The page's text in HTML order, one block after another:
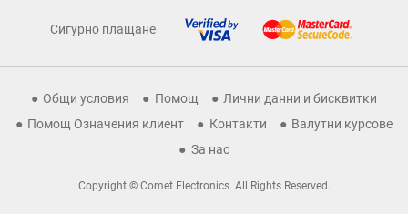
Сигурно плащане
Общи условия Помощ
Лични данни и бисквитки
Помощ Означения клиент
Контакти
Валутни курсове
За нас
Copyright © Comet Electronics. All Rights Reserved.